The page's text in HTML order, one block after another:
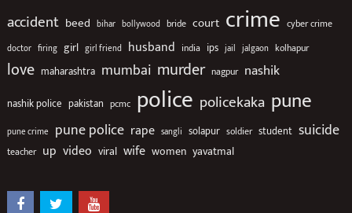
accident beed bihar bollywood bride court crime cyber crime
doctor firing girl girl friend husband india ips jail jalgaon kolhapur
love maharashtra mumbai murder nagpur nashik
nashik police pakistan pcmc police policekaka pune
pune crime pune police rape sangli solapur soldier student suicide
teacher up video viral wife women yavatmal